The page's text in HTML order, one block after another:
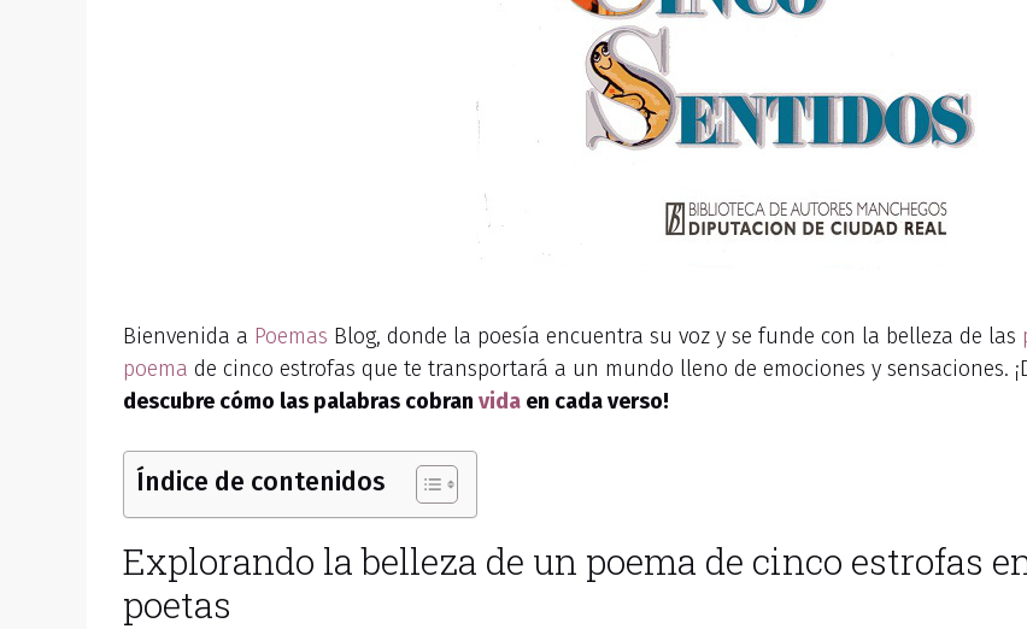
Bienvenida a Poemas Blog, donde la poesía encuentra su voz y se funde con la belleza de las
poema de cinco estrofas que te transportará a un mundo lleno de emociones y sensaciones.
descubre cómo las palabras cobran vida en cada verso!
Índice de contenidos
Explorando la belleza de un poema de cinco estrofas
poetas